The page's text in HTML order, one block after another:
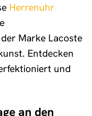
Herrenuhr
Marke Lacoste
Entdecken
und
an den